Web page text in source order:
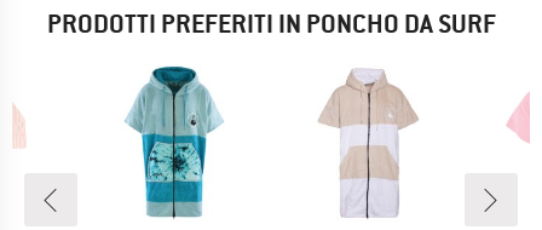
PRODOTTI PREFERITI IN PONCHO DA SURF